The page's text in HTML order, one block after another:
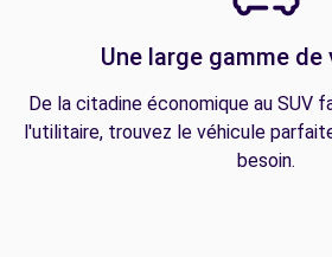
Une large gamme de
De la citadine économique au SUV
l'utilitaire, trouvez le véhicule
besoin.